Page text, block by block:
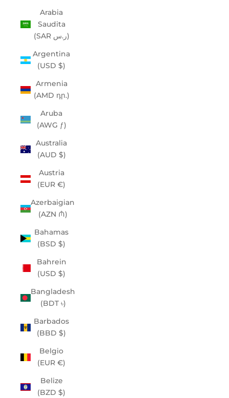
Arabia
Saudita
(SAR ر.س)
Argentina
(USD $)
Armenia
(AMD դր.)
Aruba
(AWG ƒ)
Australia
(AUD $)
Austria
(EUR €)
Azerbaigian
(AZN ₼)
Bahamas
(BSD $)
Bahrein
(USD $)
Bangladesh
(BDT ৳)
Barbados
(BBD $)
Belgio
(EUR €)
Belize
(BZD $)